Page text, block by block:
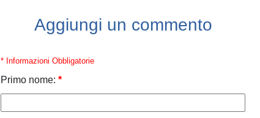
Aggiungi un commento
* Informazioni Obbligatorie
Primo nome: *